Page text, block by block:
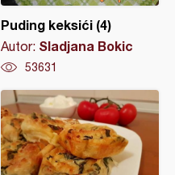
Puding keksići (4)
Autor: Sladjana Bokic
53631